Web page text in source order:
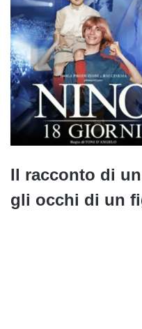
Il racconto di
gli occhi di un